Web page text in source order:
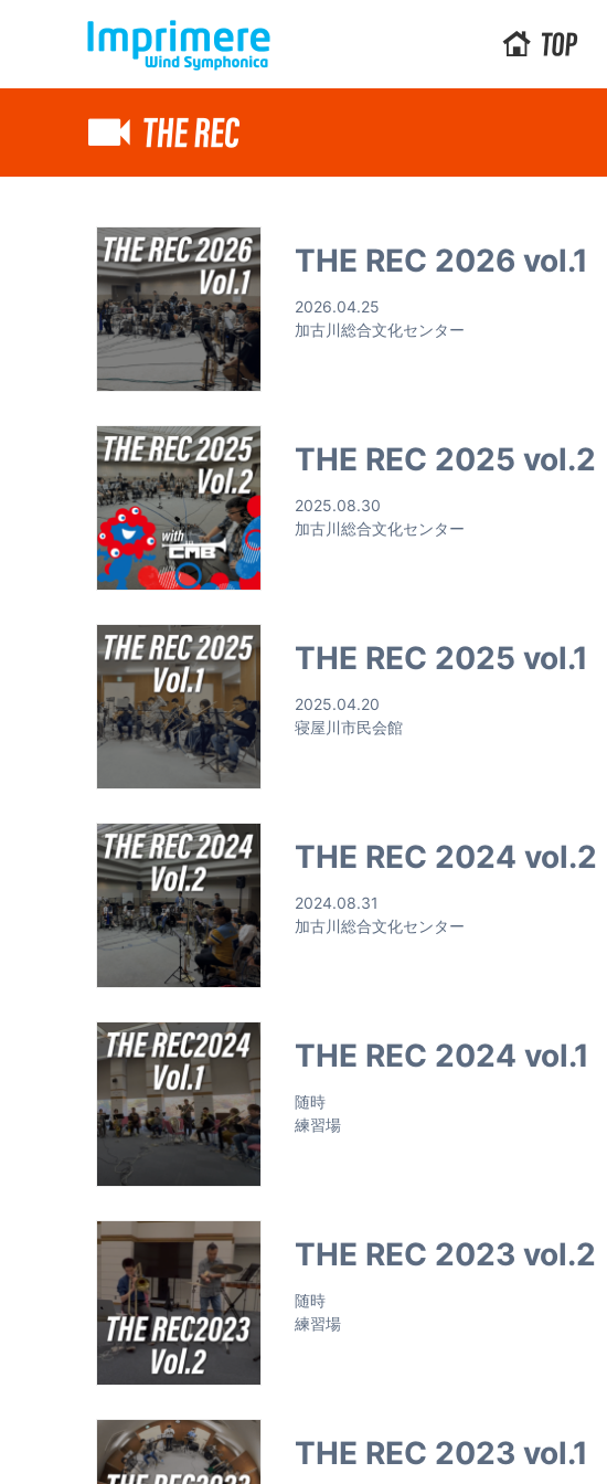
THE REC 2026 vol.1
2026.04.25
加古川総合文化センター
THE REC 2025 vol.2
2025.08.30
加古川総合文化センター
THE REC 2025 vol.1
2025.04.20
寝屋川市民会館
THE REC 2024 vol.2
2024.08.31
加古川総合文化センター
THE REC 2024 vol.1
随時
練習場
THE REC 2023 vol.2
随時
練習場
THE REC 2023 vol.1